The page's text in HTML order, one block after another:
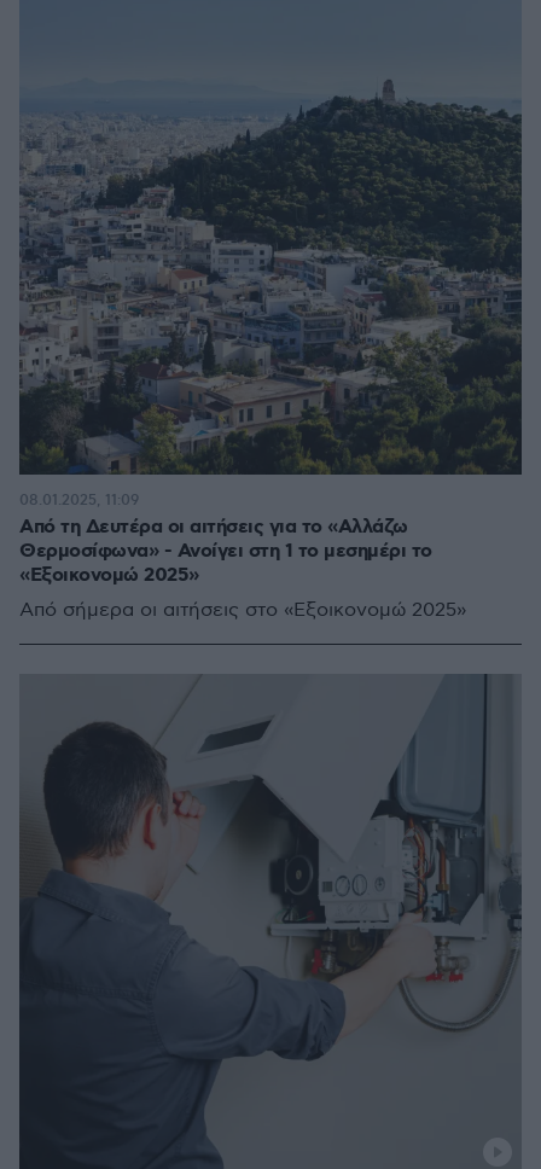
Από τη Δευτέρα οι αιτήσεις για το «Αλλάζω
Θερμοσίφωνα» - Ανοίγει στη 1 το μεσημέρι το
«Εξοικονομώ 2025»
Από σήμερα οι αιτήσεις στο «Εξοικονομώ 2025»
08.01.2025, 11:09